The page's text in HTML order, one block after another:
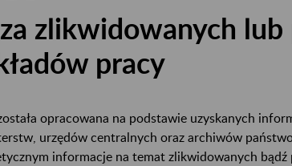
zlikwidowanych lub
pracy
opracowana na podstawie uzyskanych
urzędów centralnych oraz archiwów
informacje na temat zlikwidowanych bądź